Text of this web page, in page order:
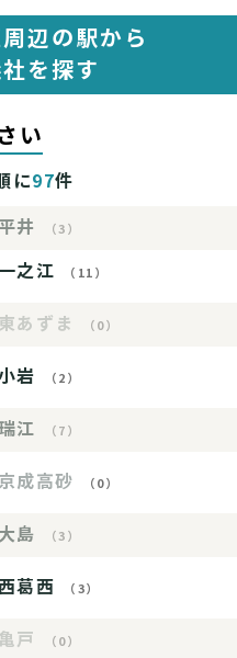
辺の駅から
を探す
い
に97件
平井 （3）
一之江 （11）
東あずま （0）
岩 （2）
瑞江 （7）
京成高砂 （0）
大島 （3）
葛西 （3）
亀戸 （0）